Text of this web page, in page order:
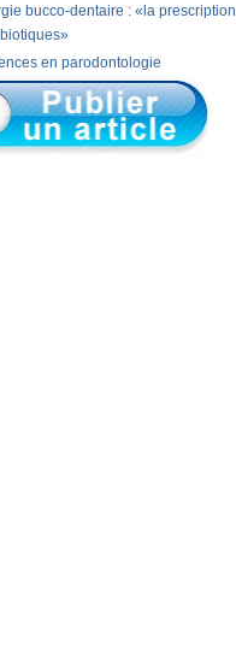
bucco-dentaire : «la prescription
en parodontologie